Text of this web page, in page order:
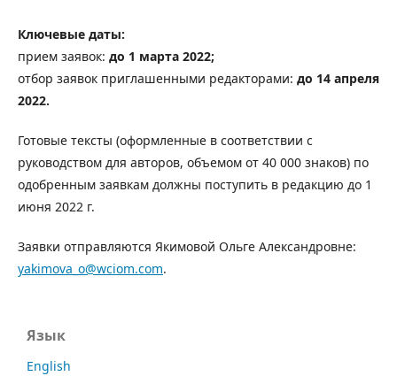
Ключевые даты:
прием заявок: до 1 марта 2022;
отбор заявок приглашенными редакторами: до 14 апреля
2022.
Готовые тексты (оформленные в соответствии с
руководством для авторов, объемом от 40 000 знаков) по
одобренным заявкам должны поступить в редакцию до 1
июня 2022 г.
Заявки отправляются Якимовой Ольге Александровне:
yakimova_o@wciom.com.
Язык
English